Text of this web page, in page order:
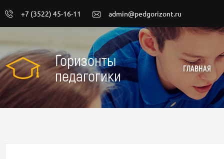
+7 (3522) 45-16-11 admin@pedgorizont.ru
Горизонты
педагогики
ГЛАВНАЯ